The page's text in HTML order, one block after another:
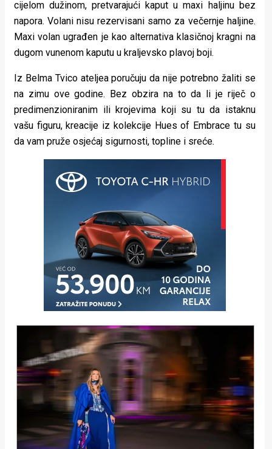
cijelom dužinom, pretvarajući kaput u maxi haljinu bez
napora. Volani nisu rezervisani samo za večernje haljine.
Maxi volan ugrađen je kao alternativa klasičnoj kragni na
dugom vunenom kaputu u kraljevsko plavoj boji.
Iz Belma Tvico ateljea poručuju da nije potrebno žaliti se
na zimu ove godine. Bez obzira na to da li je riječ o
predimenzioniranim ili krojevima koji su tu da istaknu
vašu figuru, kreacije iz kolekcije Hues of Embrace tu su
da vam pruže osjećaj sigurnosti, topline i sreće.